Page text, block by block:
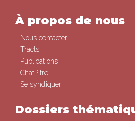
À propos de nous
Nous contacter
Tracts
Publications
ChatPitre
Se syndiquer
Dossiers